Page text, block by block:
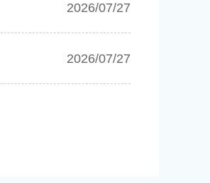
2026/07/27
2026/07/27